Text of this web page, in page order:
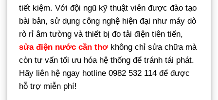
tiết kiệm. Với đội ngũ kỹ thuật viên được đào tạo
bài bản, sử dụng công nghệ hiện đại như máy dò
rò rỉ âm tường và thiết bị đo tải điện tiên tiến,
sửa điện nước cần thơkhông chỉ sửa chữa mà
còn tư vấn tối ưu hóa hệ thống để tránh tái phát.
Hãy liên hệ ngay hotline 0982 532 114 để được
hỗ trợ miễn phí!